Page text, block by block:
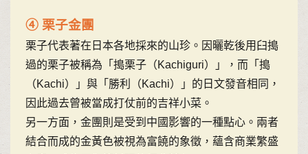
④ 栗子金團
栗子代表著在日本各地採來的山珍。因曬乾後用臼搗
過的栗子被稱為「搗栗子（Kachiguri）」，而「搗
（Kachi）」與「勝利（Kachi）」的日文發音相同，
因此過去曾被當成打仗前的吉祥小菜。
另一方面，金團則是受到中國影響的一種點心。兩者
結合而成的金黃色被視為富饒的象徵，蘊含商業繁盛